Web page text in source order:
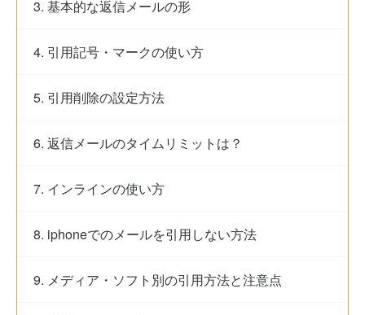
3. 基本的な返信メールの形
4. 引用記号・マークの使い方
5. 引用削除の設定方法
6. 返信メールのタイムリミットは？
7. インラインの使い方
8. iphoneでのメールを引用しない方法
9. メディア・ソフト別の引用方法と注意点